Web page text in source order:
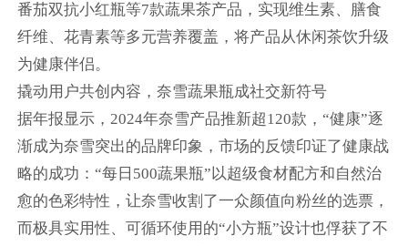
番茄双抗小红瓶等7款蔬果茶产品，实现维生素、膳食
纤维、花青素等多元营养覆盖，将产品从休闲茶饮升级
为健康伴侣。
撬动用户共创内容，奈雪蔬果瓶成社交新符号
据年报显示，2024年奈雪产品推新超120款，“健康”逐
渐成为奈雪突出的品牌印象，市场的反馈印证了健康战
略的成功：“每日500蔬果瓶”以超级食材配方和自然治
愈的色彩特性，让奈雪收割了一众颜值向粉丝的选票，
而极具实用性、可循环使用的“小方瓶”设计也俘获了不